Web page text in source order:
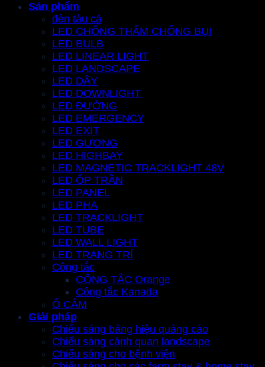
Sản phẩm
đèn tàu cá
LED CHỐNG THẤM CHỐNG BỤI
LED BULB
LED LINEAR LIGHT
LED LANDSCAPE
LED DÂY
LED DOWNLIGHT
LED ĐƯỜNG
LED EMERGENCY
LED EXIT
LED GƯƠNG
LED HIGHBAY
LED MAGNETIC TRACKLIGHT 48V
LED ỐP TRẦN
LED PANEL
LED PHA
LED TRACKLIGHT
LED TUBE
LED WALL LIGHT
LED TRANG TRÍ
Công tắc
CÔNG TẮC Orange
Công tắc Kanada
Ổ CẮM
Giải pháp
Chiếu sáng bảng hiệu quảng cáo
Chiếu sáng cảnh quan landscape
Chiếu sáng cho bệnh viện